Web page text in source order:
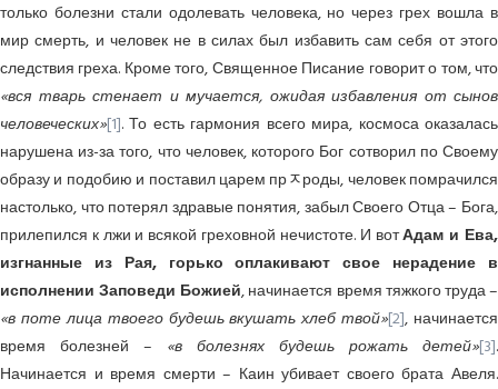
только болезни стали одолевать человека, но через грех вошла в
мир смерть, и человек не в силах был избавить сам себя от этого
следствия греха. Кроме того, Священное Писание говорит о том, что
«вся тварь стенает и мучается, ожидая избавления от сынов
человеческих»[1]. То есть гармония всего мира, космоса оказалась
нарушена из-за того, что человек, которого Бог сотворил по Своему
образу и подобию и поставил царем прﾸроды, человек помрачился
настолько, что потерял здравые понятия, забыл Своего Отца – Бога,
прилепился к лжи и всякой греховной нечистоте. И вотАдам и Ева,
изгнанные из Рая, горько оплакивают свое нерадение в
исполнении Заповеди Божией, начинается время тяжкого труда –
«в поте лица твоего будешь вкушать хлеб твой»[2], начинается
время болезней – «в болезнях будешь рожать детей»[3].
Начинается и время смерти – Каин убивает своего брата Авеля.